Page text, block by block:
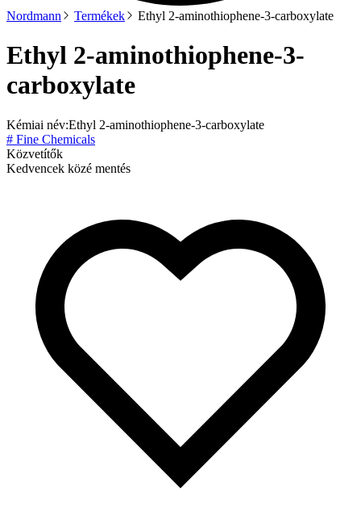
Nordmann Termékek Ethyl 2-aminothiophene-3-carboxylate
Ethyl 2-aminothiophene-3-
carboxylate
Kémiai név:Ethyl 2-aminothiophene-3-carboxylate
# Fine Chemicals
Közvetítők
Kedvencek közé mentés